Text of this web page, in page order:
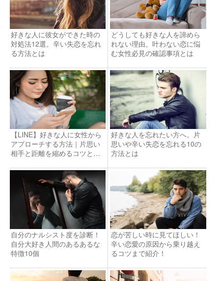
好きな人に彼女ができた時の
対処法12選。辛い失恋を忘れ
る方法とは
どうしても好きな人を諦めら
れない理由。叶わない恋に悩
む女性必見の確認事項とは
【LINE】好きな人に女性から
アプローチする方法｜片思い
相手と距離を縮めるコツと
好きな人を忘れたい方へ。片
思いや辛い失恋を忘れる10の
方法とは
自分のナルシスト度を診断！
自分大好き人間のあるあるな
特徴10個
恋が苦しい時に見てほしい！
辛い恋愛の原因から乗り越え
るコツまで紹介！